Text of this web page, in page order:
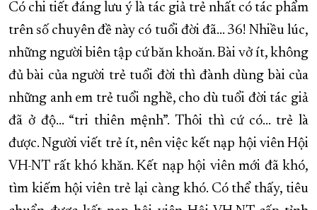
Có chi tiết đáng lưu ý là tác giả trẻ nhất có tác phẩm
trên số chuyên đề này có tuổi đời đã... 36! Nhiều lúc,
những người biên tập cứ băn khoăn. Bài vở ít, không
đủ bài của người trẻ tuổi đời thì đành dùng bài của
những anh em trẻ tuổi nghề, cho dù tuổi đời tác giả
đã ở độ... “tri thiên mệnh”. Thôi thì cứ có... trẻ là
được. Người viết trẻ ít, nên việc kết nạp hội viên Hội
VH-NT rất khó khăn. Kết nạp hội viên mới đã khó,
tìm kiếm hội viên trẻ lại càng khó. Có thể thấy, tiêu